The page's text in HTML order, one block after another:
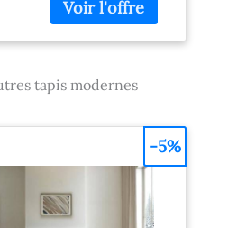
l'entrée ou le
bureau FABRIQUÉ
EN TURQUIE
OEKO-TEX
produit fini a été
nocives, pour un
intérieur sain et
tapis modernes
-5%